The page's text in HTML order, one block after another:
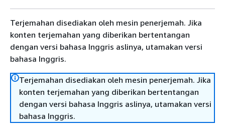
Terjemahan disediakan oleh mesin penerjemah. Jika
konten terjemahan yang diberikan bertentangan
dengan versi bahasa Inggris aslinya, utamakan versi
bahasa Inggris.
Terjemahan disediakan oleh mesin penerjemah. Jika
konten terjemahan yang diberikan bertentangan
dengan versi bahasa Inggris aslinya, utamakan versi
bahasa Inggris.